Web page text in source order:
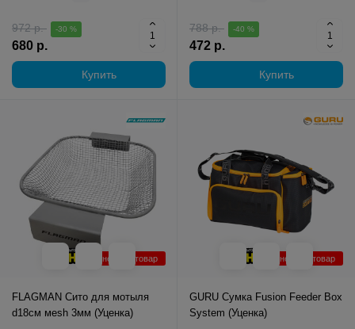
972 р. -30 %
680 р.
Купить
788 р. -40 %
472 р.
Купить
Уцененный товар
FLAGMAN Сито для мотыля
d18см мesh 3мм (Уценка)
Уцененный товар
GURU Сумка Fusion Feeder Box
System (Уценка)